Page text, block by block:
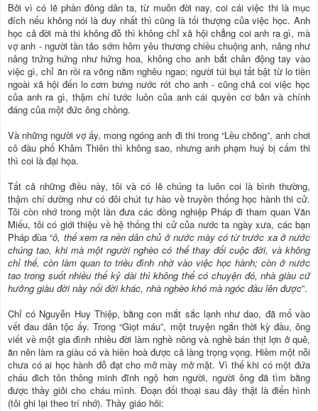
Bởi vì có lẽ phần đông dân ta, từ muôn đời nay, coi cái việc thi là mục
đích nếu không nói là duy nhất thì cũng là tối thượng của việc học. Anh
học cả đời mà thi không đỗ thì không chỉ xã hội chẳng coi anh ra gì, mà
vợ anh - người tần tảo sớm hôm yêu thương chiều chuộng anh, nâng như
nâng trứng hứng như hứng hoa, không cho anh bắt chân động tay vào
việc gì, chỉ ăn rồi ra võng nằm nghêu ngao; người túi bụi tất bật từ lo tiền
ngoài xã hội đến lo cơm bưng nước rót cho anh - cũng chả coi việc học
của anh ra gì, thậm chí tước luôn của anh cái quyền cơ bản và chính
đáng của một đức ông chồng.
Và những người vợ ấy, mong ngóng anh đi thi trong “Lều chõng”, anh chơi
cô đầu phố Khâm Thiên thì không sao, nhưng anh phạm huý bị cấm thi
thì coi là đại họa.
Tất cả những điều này, tôi và có lẽ chúng ta luôn coi là bình thường,
thậm chí dường như có đôi chút tự hào về truyền thống học hành thi cử.
Tôi còn nhớ trong một lần đưa các đồng nghiệp Pháp đi tham quan Văn
Miếu, tôi có giới thiệu về hệ thống thi cử của nước ta ngày xưa, các bạn
Pháp đùa “ô, thế xem ra nền dân chủ ở nước mày có từ trước xa ở nước
chúng tao, khi mà một người nghèo có thể thay đổi cuộc đời, và không
chỉ thế, còn làm quan to triều đình nhờ vào việc học hành; còn ở nước
tao trong suốt nhiều thế kỷ dài thì không thể có chuyện đó, nhà giàu cứ
hưởng giàu đời này nối đời khác, nhà nghèo khó mà ngóc đầu lên được”.
Chỉ có Nguyễn Huy Thiệp, bằng con mắt sắc lạnh như dao, đã mổ vào
vết đau dân tộc ấy. Trong “Giọt máu”, một truyện ngắn thời kỳ đầu, ông
viết về một gia đình nhiều đời làm nghề nông và nghề bán thịt lợn ở quê,
ăn nên làm ra giàu có và hiền hoà được cả làng trọng vọng. Hiềm một nỗi
chưa có ai học hành đỗ đạt cho mở mày mở mặt. Vì thế khi có một đứa
cháu đich tôn thông minh đĩnh ngộ hơn người, người ông đã tìm bằng
được thầy giỏi cho cháu mình. Đoạn đối thoại sau đây thật là điển hình
(tôi ghi lại theo trí nhớ). Thầy giáo hỏi: